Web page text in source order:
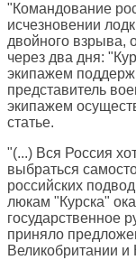
"Командование
исчезновении
двойного взрыва,
через два дня:
экипажем
представитель
экипажем
статье.
"(...) Вся Россия
выбраться
российских
люкам "Курска"
государственное
приняло
Великобритании и